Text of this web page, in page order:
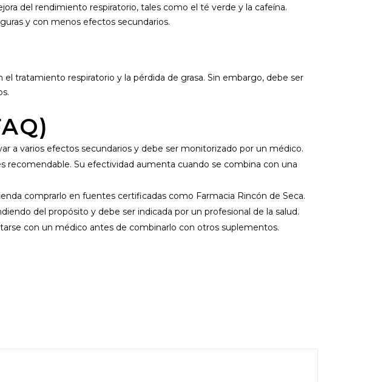
del rendimiento respiratorio, tales como el té verde y la cafeína.
y con menos efectos secundarios.
tratamiento respiratorio y la pérdida de grasa. Sin embargo, debe ser
a varios efectos secundarios y debe ser monitorizado por un médico.
recomendable. Su efectividad aumenta cuando se combina con una
comprarlo en fuentes certificadas como Farmacia Rincón de Seca.
del propósito y debe ser indicada por un profesional de la salud.
con un médico antes de combinarlo con otros suplementos.